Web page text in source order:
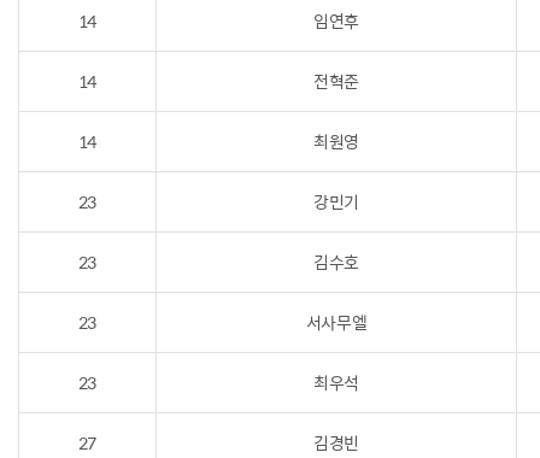
14 임연후
14 전혁준
14 최원영
23 강민기
23 김수호
23 서사무엘
23 최우석
27 김경빈